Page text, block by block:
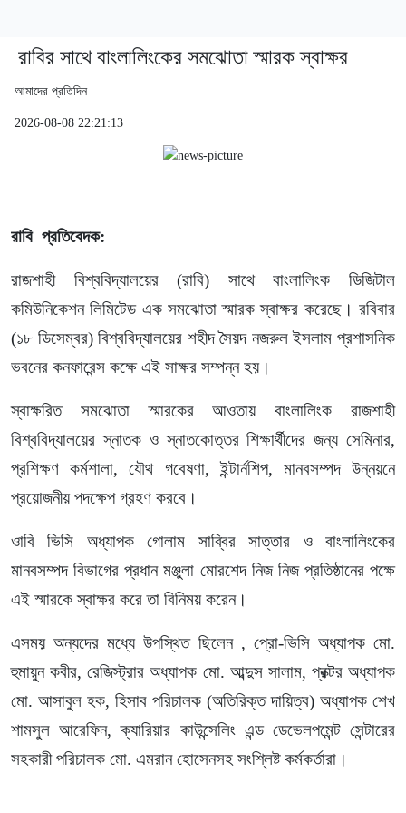
রাবির সাথে বাংলালিংকের সমঝোতা স্মারক স্বাক্ষর
আমাদের প্রতিদিন
2026-08-08 22:21:13
রাবি প্রতিবেদক:
রাজশাহী বিশ্ববিদ্যালয়ের (রাবি) সাথে বাংলালিংক ডিজিটাল
কমিউনিকেশন লিমিটেড এক সমঝোতা স্মারক স্বাক্ষর করেছে। রবিবার
(১৮ ডিসেম্বর) বিশ্ববিদ্যালয়ের শহীদ সৈয়দ নজরুল ইসলাম প্রশাসনিক
ভবনের কনফারেন্স কক্ষে এই সাক্ষর সম্পন্ন হয়।
স্বাক্ষরিত সমঝোতা স্মারকের আওতায় বাংলালিংক রাজশাহী
বিশ্ববিদ্যালয়ের স্নাতক ও স্নাতকোত্তর শিক্ষার্থীদের জন্য সেমিনার,
প্রশিক্ষণ কর্মশালা, যৌথ গবেষণা, ইন্টার্নশিপ, মানবসম্পদ উন্নয়নে
প্রয়োজনীয় পদক্ষেপ গ্রহণ করবে।
ওাবি ভিসি অধ্যাপক গোলাম সাব্বির সাত্তার ও বাংলালিংকের
মানবসম্পদ বিভাগের প্রধান মঞ্জুলা মোরশেদ নিজ নিজ প্রতিষ্ঠানের পক্ষে
এই স্মারকে স্বাক্ষর করে তা বিনিময় করেন।
এসময় অন্যদের মধ্যে উপস্থিত ছিলেন , প্রো-ভিসি অধ্যাপক মো.
হুমায়ুন কবীর, রেজিস্ট্রার অধ্যাপক মো. আব্দুস সালাম, প্রক্টর অধ্যাপক
মো. আসাবুল হক, হিসাব পরিচালক (অতিরিক্ত দায়িত্ব) অধ্যাপক শেখ
শামসুল আরেফিন, ক্যারিয়ার কাউন্সেলিং এন্ড ডেভেলপমেন্ট সেন্টারের
সহকারী পরিচালক মো. এমরান হোসেনসহ সংশ্লিষ্ট কর্মকর্তারা।